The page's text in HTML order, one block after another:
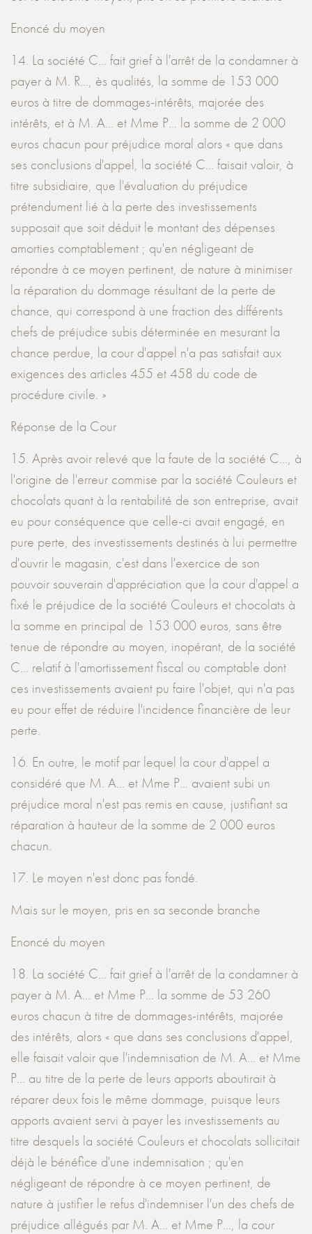
Enoncé du moyen
14. La société C... fait grief à l'arrêt de la condamner à
payer à M. R..., ès qualités, la somme de 153 000
euros à titre de dommages-intérêts, majorée des
intérêts, et à M. A... et Mme P... la somme de 2 000
euros chacun pour préjudice moral alors « que dans
ses conclusions d'appel, la société C... faisait valoir, à
titre subsidiaire, que l'évaluation du préjudice
prétendument lié à la perte des investissements
supposait que soit déduit le montant des dépenses
amorties comptablement ; qu'en négligeant de
répondre à ce moyen pertinent, de nature à minimiser
la réparation du dommage résultant de la perte de
chance, qui correspond à une fraction des différents
chefs de préjudice subis déterminée en mesurant la
chance perdue, la cour d'appel n'a pas satisfait aux
exigences des articles 455 et 458 du code de
procédure civile. »
Réponse de la Cour
15. Après avoir relevé que la faute de la société C..., à
l'origine de l'erreur commise par la société Couleurs et
chocolats quant à la rentabilité de son entreprise, avait
eu pour conséquence que celle-ci avait engagé, en
pure perte, des investissements destinés à lui permettre
d'ouvrir le magasin, c'est dans l'exercice de son
pouvoir souverain d'appréciation que la cour d'appel a
fixé le préjudice de la société Couleurs et chocolats à
la somme en principal de 153 000 euros, sans être
tenue de répondre au moyen, inopérant, de la société
C... relatif à l'amortissement fiscal ou comptable dont
ces investissements avaient pu faire l'objet, qui n'a pas
eu pour effet de réduire l'incidence financière de leur
perte.
16. En outre, le motif par lequel la cour d'appel a
considéré que M. A... et Mme P... avaient subi un
préjudice moral n'est pas remis en cause, justifiant sa
réparation à hauteur de la somme de 2 000 euros
chacun.
17. Le moyen n'est donc pas fondé.
Mais sur le moyen, pris en sa seconde branche
Enoncé du moyen
18. La société C... fait grief à l'arrêt de la condamner à
payer à M. A... et Mme P... la somme de 53 260
euros chacun à titre de dommages-intérêts, majorée
des intérêts, alors « que dans ses conclusions d'appel,
elle faisait valoir que l'indemnisation de M. A... et Mme
P... au titre de la perte de leurs apports aboutirait à
réparer deux fois le même dommage, puisque leurs
apports avaient servi à payer les investissements au
titre desquels la société Couleurs et chocolats sollicitait
déjà le bénéfice d'une indemnisation ; qu'en
négligeant de répondre à ce moyen pertinent, de
nature à justifier le refus d'indemniser l'un des chefs de
préjudice allégués par M. A... et Mme P..., la cour